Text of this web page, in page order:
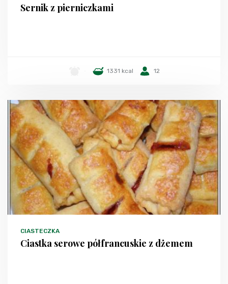
Sernik z pierniczkami
1331 kcal 12
CIASTECZKA
Ciastka serowe półfrancuskie z dżemem